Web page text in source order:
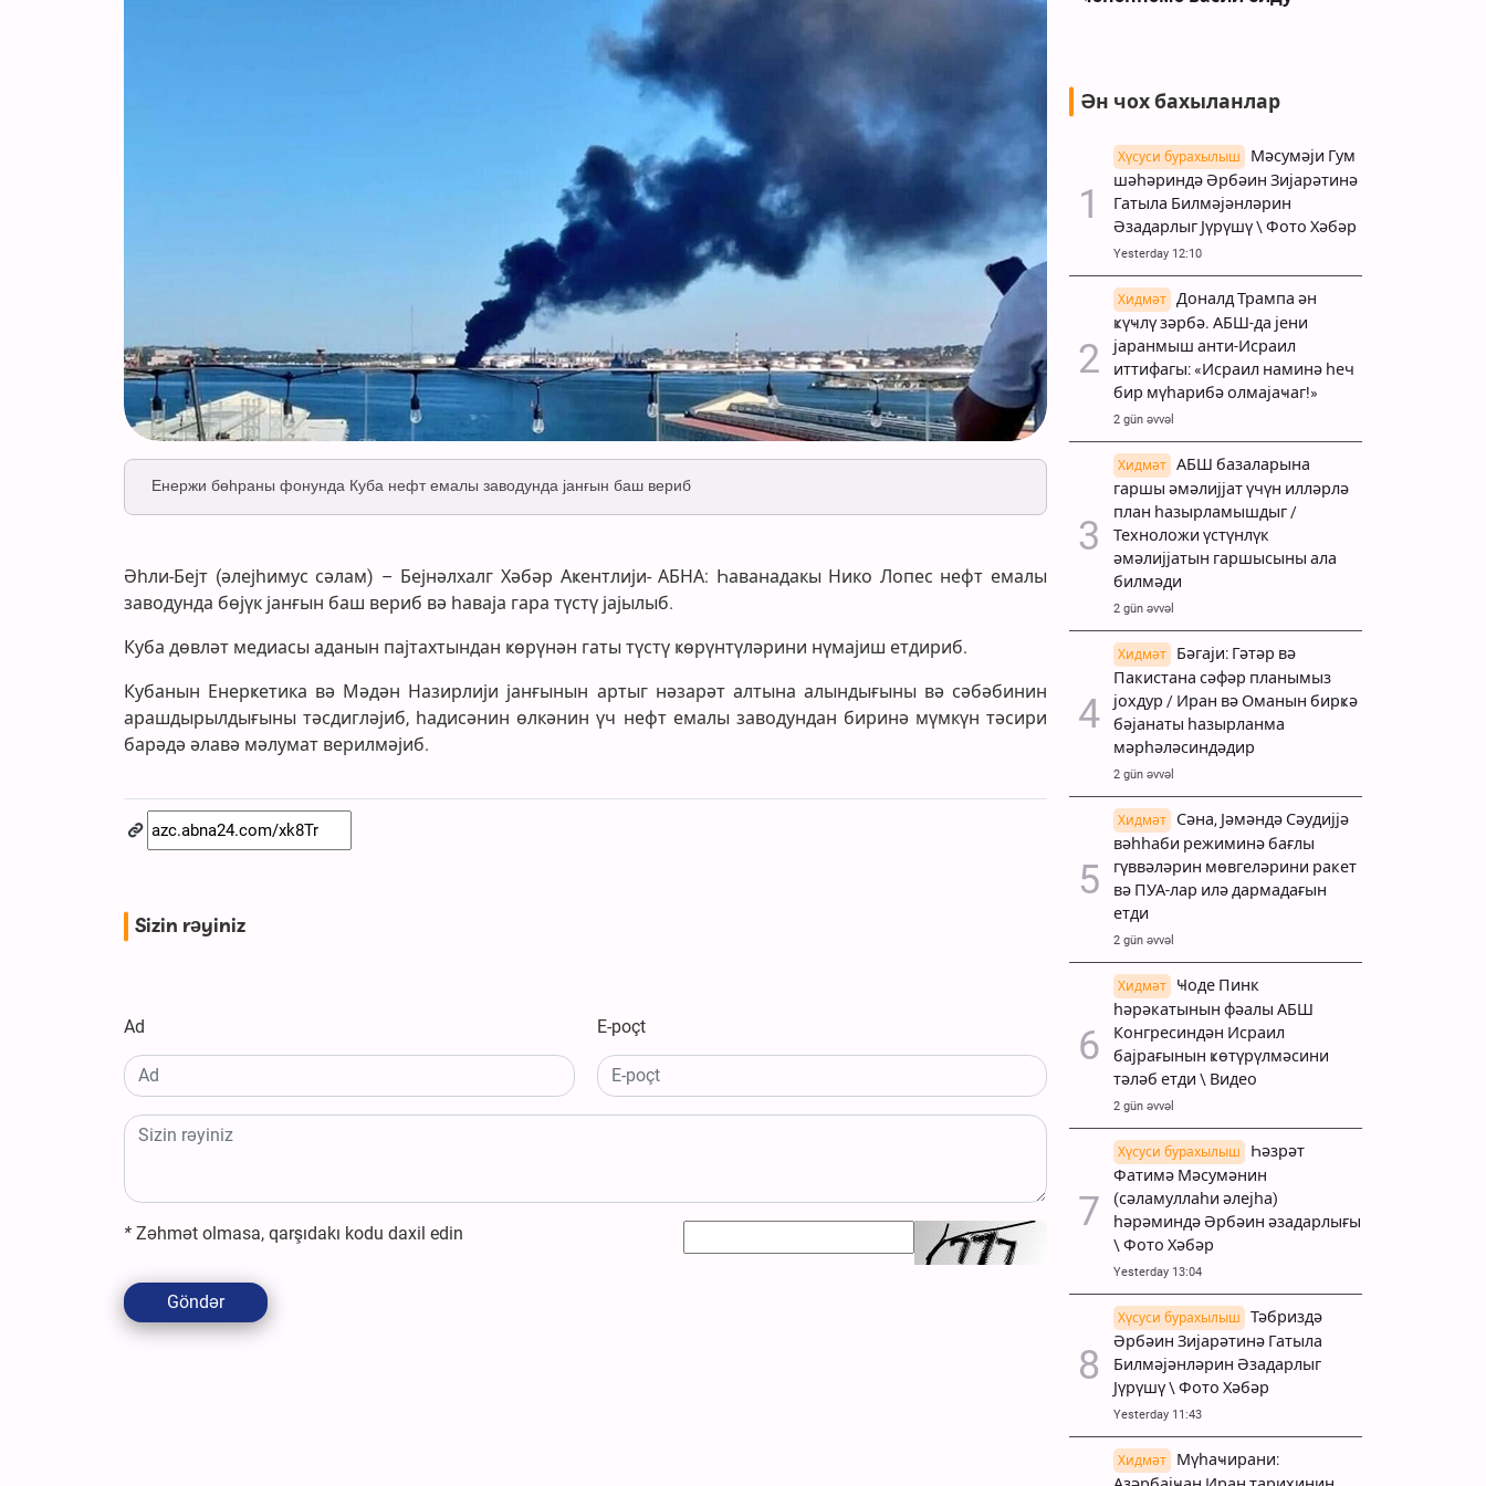
Енержи бөһраны фонунда Куба нефт емалы заводунда јанғын баш вериб
Әһли-Бејт (әлејһимус сәлам) – Бејнәлхалг Хәбәр Аҝентлији- АБНА: Һаванадакы Нико Лопес нефт емалы
заводунда бөјүк јанғын баш вериб вә һаваја гара түстү јајылыб.
Куба дөвләт медиасы аданын пајтахтындан ҝөрүнән гаты түстү ҝөрүнтүләрини нүмајиш етдириб.
Кубанын Енерҝетика вә Мәдән Назирлији јанғынын артыг нәзарәт алтына алындығыны вә сәбәбинин
арашдырылдығыны тәсдигләјиб, һадисәнин өлкәнин үч нефт емалы заводундан биринә мүмкүн тәсири
барәдә әлавә мәлумат верилмәјиб.
Sizin rəyiniz
Ad E-poçt
* Zəhmət olmasa, qarşıdakı kodu daxil edin
Göndər
Ән чох бахыланлар
Хүсуси бурахылыш
Мәсумәји Гум
шәһәриндә Әрбәин Зијарәтинә
Гатыла Билмәјәнләрин
Әзадарлыг Јүрүшү \ Фото Хәбәр
Yesterday 12:10
Хидмәт
Доналд Трампа ән
ҝүҹлү зәрбә. АБШ-да јени
јаранмыш анти-Исраил
иттифагы: «Исраил наминә һеч
бир мүһарибә олмајаҹаг!»
2 gün əvvəl
Хидмәт
АБШ базаларына
гаршы әмәлијјат үчүн илләрлә
план һазырламышдыг /
Техноложи үстүнлүк
әмәлијјатын гаршысыны ала
билмәди
2 gün əvvəl
Хидмәт
Бәгаји: Гәтәр вә
Пакистана сәфәр планымыз
јохдур / Иран вә Оманын бирҝә
бәјанаты һазырланма
мәрһәләсиндәдир
2 gün əvvəl
Хидмәт
Сәна, Јәмәндә Сәудијјә
вәһһаби режиминә бағлы
гүввәләрин мөвгеләрини ракет
вә ПУА-лар илә дармадағын
етди
2 gün əvvəl
Хидмәт
Ҹоде Пинк
һәрәкатынын фәалы АБШ
Конгресиндән Исраил
бајрағынын ҝөтүрүлмәсини
тәләб етди \ Видео
2 gün əvvəl
Хүсуси бурахылыш
Һәзрәт
Фатимә Мәсумәнин
(сәламуллаһи әлејһа)
һәрәминдә Әрбәин әзадарлығы
\ Фото Хәбәр
Yesterday 13:04
Хүсуси бурахылыш
Тәбриздә
Әрбәин Зијарәтинә Гатыла
Билмәјәнләрин Әзадарлыг
Јүрүшү \ Фото Хәбәр
Yesterday 11:43
Хидмәт
Мүһаҹирани: